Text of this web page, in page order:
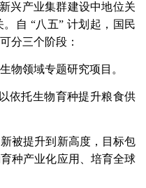
兴产业集群建设中地位关
自 “八五” 计划起，国民
分三个阶段：
物领域专题研究项目。
以依托生物育种提升粮食供
被提升到新高度，目标包
种产业化应用、培育全球